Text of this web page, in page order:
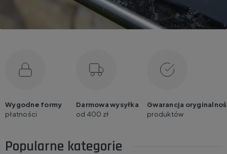
Wygodne formy
płatności
Darmowa wysyłka
od 400 zł
Gwarancja
produktów
Popularne kategorie